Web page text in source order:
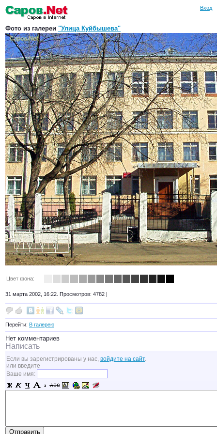
Вход
Фото из галереи "Улица Куйбышева"
Цвет фона:
31 марта 2002, 16:22. Просмотров: 4782 |
Перейти: В галерею
Нет комментариев
Написать
Если вы зарегистрированы у нас, войдите на сайт.
или введите
Ваше имя: